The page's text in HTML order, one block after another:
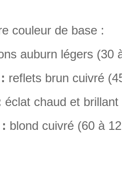
couleur de base :
auburn légers (30
reflets brun cuivré
éclat chaud et
blond cuivré (60 à